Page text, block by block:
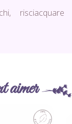
risciacquare
aimer